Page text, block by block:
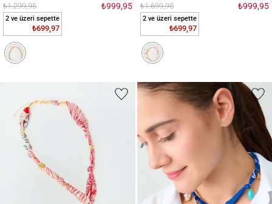
₺1.299,95 ₺999,95
2 ve üzeri sepette
₺699,97
₺1.699,95 ₺999,95
2 ve üzeri sepette
₺699,97